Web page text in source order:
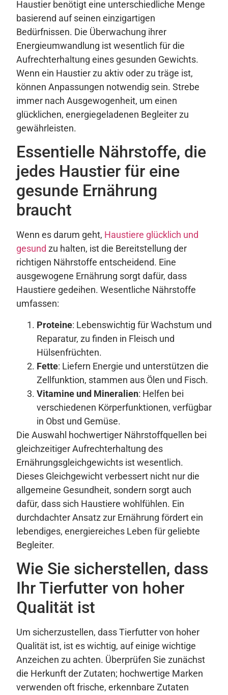
Haustier benötigt eine unterschiedliche Menge
basierend auf seinen einzigartigen
Bedürfnissen. Die Überwachung ihrer
Energieumwandlung ist wesentlich für die
Aufrechterhaltung eines gesunden Gewichts.
Wenn ein Haustier zu aktiv oder zu träge ist,
können Anpassungen notwendig sein. Strebe
immer nach Ausgewogenheit, um einen
glücklichen, energiegeladenen Begleiter zu
gewährleisten.
Essentielle Nährstoffe, die
jedes Haustier für eine
gesunde Ernährung
braucht
Wenn es darum geht, Haustiere glücklich und
gesund zu halten, ist die Bereitstellung der
richtigen Nährstoffe entscheidend. Eine
ausgewogene Ernährung sorgt dafür, dass
Haustiere gedeihen. Wesentliche Nährstoffe
umfassen:
Proteine: Lebenswichtig für Wachstum und
Reparatur, zu finden in Fleisch und
Hülsenfrüchten.
Fette: Liefern Energie und unterstützen die
Zellfunktion, stammen aus Ölen und Fisch.
Vitamine und Mineralien: Helfen bei
verschiedenen Körperfunktionen, verfügbar
in Obst und Gemüse.
Die Auswahl hochwertiger Nährstoffquellen bei
gleichzeitiger Aufrechterhaltung des
Ernährungsgleichgewichts ist wesentlich.
Dieses Gleichgewicht verbessert nicht nur die
allgemeine Gesundheit, sondern sorgt auch
dafür, dass sich Haustiere wohlfühlen. Ein
durchdachter Ansatz zur Ernährung fördert ein
lebendiges, energiereiches Leben für geliebte
Begleiter.
Wie Sie sicherstellen, dass
Ihr Tierfutter von hoher
Qualität ist
Um sicherzustellen, dass Tierfutter von hoher
Qualität ist, ist es wichtig, auf einige wichtige
Anzeichen zu achten. Überprüfen Sie zunächst
die Herkunft der Zutaten; hochwertige Marken
verwenden oft frische, erkennbare Zutaten